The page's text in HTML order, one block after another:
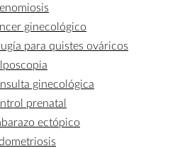
ginecológico
para quistes ováricos
ginecológica
prenatal
ectópico